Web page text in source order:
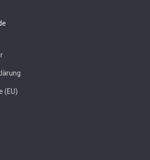
(EU)